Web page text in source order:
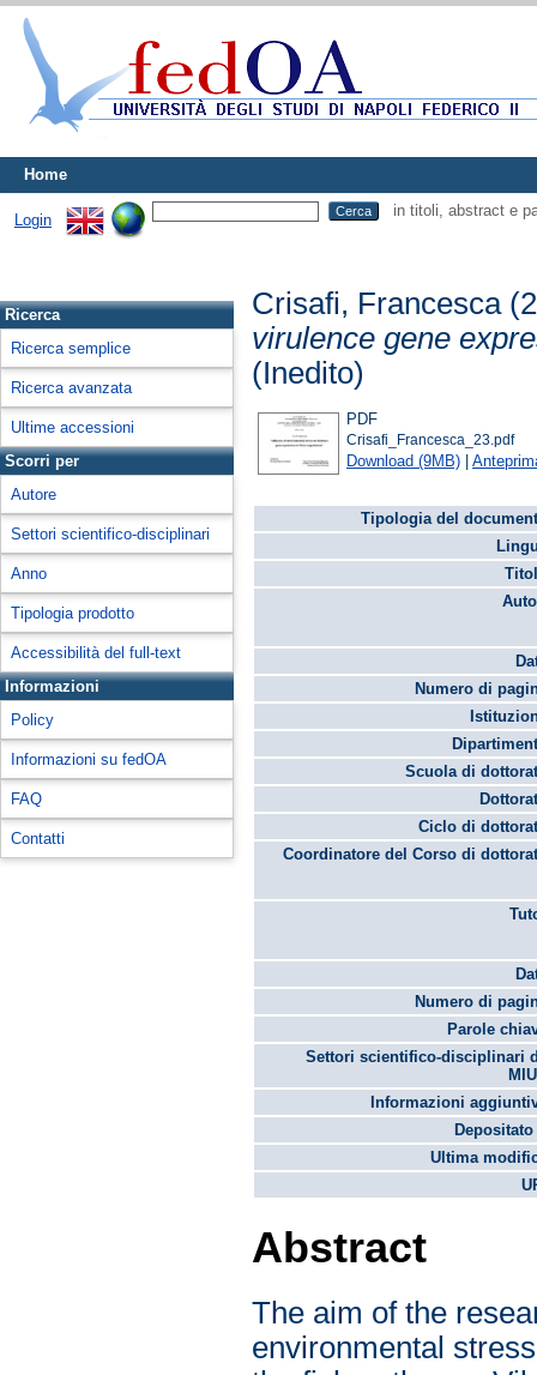
Home
Login
in titoli, abstract e
Ricerca
Ricerca semplice
Ricerca avanzata
Ultime accessioni
Scorri per
Autore
Settori scientifico-disciplinari
Anno
Tipologia prodotto
Accessibilità del full-text
Informazioni
Policy
Informazioni su fedOA
FAQ
Contatti
Crisafi, Francesca
virulence gene
(Inedito)
PDF
Crisafi_Francesca_23.pdf
Download (9MB) |
Tipologia del
Numero di
Scuola di
Ciclo di
Coordinatore del Corso di
Numero di
Parole
Settori scientifico-disciplinari
Informazioni
Ultima
Abstract
The aim of the
environmental